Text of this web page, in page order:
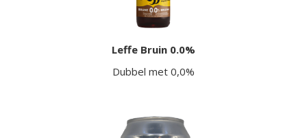
Leffe Bruin 0.0%
Dubbel met 0,0%